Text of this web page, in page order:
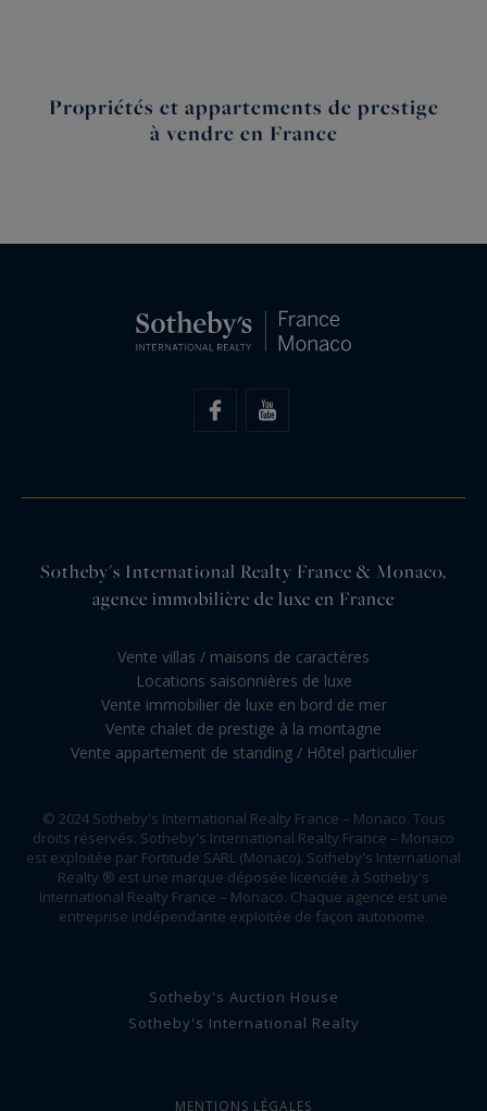
Propriétés et appartements de prestige
à vendre en France
Sotheby's International Realty France & Monaco,
agence immobilière de luxe en France
Vente villas / maisons de caractères
Locations saisonnières de luxe
Vente immobilier de luxe en bord de mer
Vente chalet de prestige à la montagne
Vente appartement de standing / Hôtel particulier
© 2024 Sotheby's International Realty France – Monaco. Tous
droits réservés. Sotheby's International Realty France – Monaco
est exploitée par Fortitude SARL (Monaco). Sotheby's International
Realty ® est une marque déposée licenciée à Sotheby's
International Realty France – Monaco. Chaque agence est une
entreprise indépendante exploitée de façon autonome.
Sotheby's Auction House
Sotheby's International Realty
MENTIONS LÉGALES